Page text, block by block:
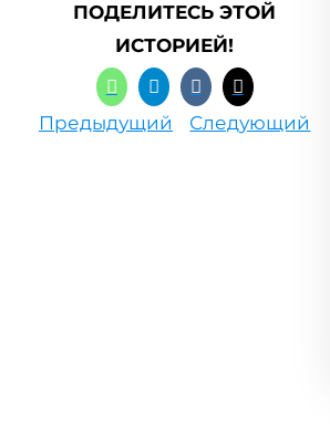
ПОДЕЛИТЕСЬ ЭТОЙ
ИСТОРИЕЙ!
Предыдущий Следующий